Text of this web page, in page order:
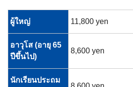
ผู้ใหญ่ 11,800 yen
อาวุโส (อายุ 65
ปีขึ้นไป)
8,600 yen
นักเรียนประถม